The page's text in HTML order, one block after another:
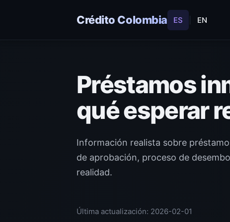
Crédito Colombia ES EN
Préstamos
qué esperar
Información realista sobre
de aprobación, proceso de
realidad.
Última actualización: 2026-02-01